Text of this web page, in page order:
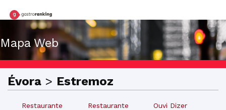
Mapa Web
Évora > Estremoz
Restaurante
Restaurante
Ouvi Dizer